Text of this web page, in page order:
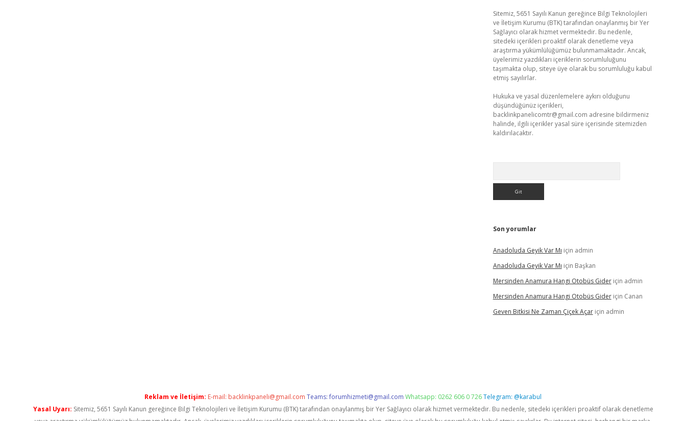
Sitemiz, 5651 Sayılı Kanun gereğince Bilgi Teknolojileri
ve İletişim Kurumu (BTK) tarafından onaylanmış bir Yer
Sağlayıcı olarak hizmet vermektedir. Bu nedenle,
sitedeki içerikleri proaktif olarak denetleme veya
araştırma yükümlülüğümüz bulunmamaktadır. Ancak,
üyelerimiz yazdıkları içeriklerin sorumluluğunu
taşımakta olup, siteye üye olarak bu sorumluluğu kabul
etmiş sayılırlar.
Hukuka ve yasal düzenlemelere aykırı olduğunu
düşündüğünüz içerikleri,
backlinkpanelicomtr@gmail.com adresine bildirmeniz
halinde, ilgili içerikler yasal süre içerisinde sitemizden
kaldırılacaktır.
Son yorumlar
Anadoluda Geyik Var Mı için admin
Anadoluda Geyik Var Mı için Başkan
Mersinden Anamura Hangi Otobüs Gideriçin admin
Mersinden Anamura Hangi Otobüs Gideriçin Canan
Geven Bitkisi Ne Zaman Çiçek Açariçin admin
Reklam ve İletişim: E-mail: backlinkpaneli@gmail.com Teams:forumhizmeti@gmail.com Whatsapp: 0262 606 0 726Telegram: @karabul
Yasal Uyarı: Sitemiz, 5651 Sayılı Kanun gereğince Bilgi Teknolojileri ve İletişim Kurumu (BTK) tarafından onaylanmış bir Yer Sağlayıcı olarak hizmet vermektedir. Bu nedenle, sitedeki içerikleri proaktif olarak denetleme